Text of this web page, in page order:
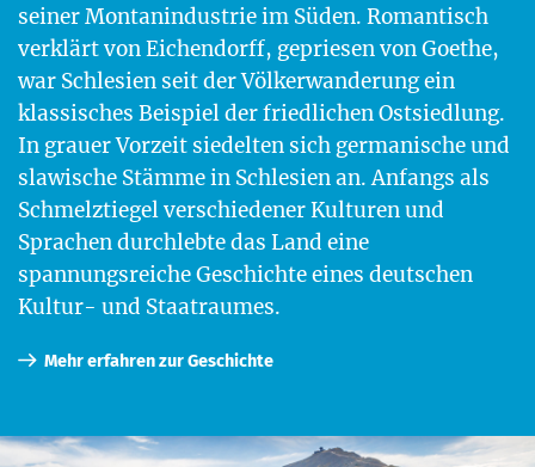
sei­ner Mon­tan­in­dus­trie im Süden. Roman­tisch
ver­klärt von Eichen­dorff, geprie­sen von Goe­the,
war Schle­si­en seit der Völ­ker­wan­de­rung ein
klas­si­sches Bei­spiel der fried­li­chen Ost­sied­lung.
In grau­er Vor­zeit sie­del­ten sich ger­ma­ni­sche und
sla­wi­sche Stäm­me in Schle­si­en an. Anfangs als
Schmelz­tie­gel ver­schie­de­ner Kul­tu­ren und
Spra­chen durch­leb­te das Land eine
span­nungs­rei­che Geschich­te eines deut­schen
Kul­tur- und Staatraumes.
Mehr erfah­ren zur Geschichte